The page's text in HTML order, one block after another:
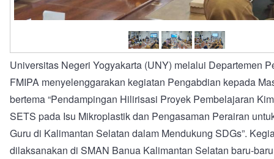
Universitas Negeri Yogyakarta (UNY) melalui Departemen
FMIPA menyelenggarakan kegiatan Pengabdian kepada
bertema “Pendampingan Hilirisasi Proyek Pembelajaran
SETS pada Isu Mikroplastik dan Pengasaman Perairan
Guru di Kalimantan Selatan dalam Mendukung SDGs”.
dilaksanakan di SMAN Banua Kalimantan Selatan baru-